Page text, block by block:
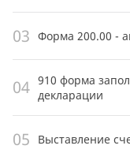
03 Форма 200.00 -
04 910 форма
декларации
05 Выставление